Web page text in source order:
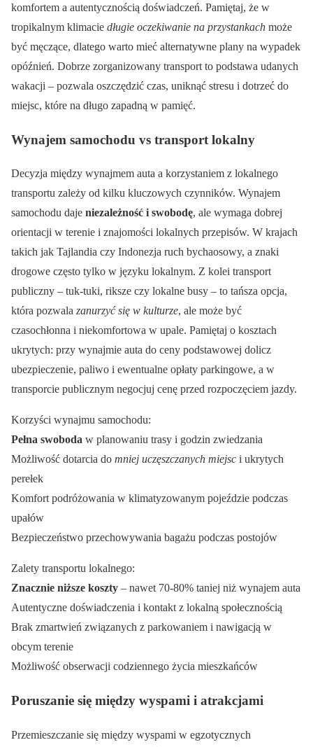
komfortem a autentycznością doświadczeń. Pamiętaj, że w
tropikalnym klimacie długie oczekiwanie na przystankach może
być męczące, dlatego warto mieć alternatywne plany na wypadek
opóźnień. Dobrze zorganizowany transport to podstawa udanych
wakacji – pozwala oszczędzić czas, uniknąć stresu i dotrzeć do
miejsc, które na długo zapadną w pamięć.
Wynajem samochodu vs transport lokalny
Decyzja między wynajmem auta a korzystaniem z lokalnego
transportu zależy od kilku kluczowych czynników. Wynajem
samochodu daje niezależność i swobodę, ale wymaga dobrej
orientacji w terenie i znajomości lokalnych przepisów. W krajach
takich jak Tajlandia czy Indonezja ruch bychaosowy, a znaki
drogowe często tylko w języku lokalnym. Z kolei transport
publiczny – tuk-tuki, riksze czy lokalne busy – to tańsza opcja,
która pozwala zanurzyć się w kulturze, ale może być
czasochłonna i niekomfortowa w upale. Pamiętaj o kosztach
ukrytych: przy wynajmie auta do ceny podstawowej dolicz
ubezpieczenie, paliwo i ewentualne opłaty parkingowe, a w
transporcie publicznym negocjuj cenę przed rozpoczęciem jazdy.
Korzyści wynajmu samochodu:
Pełna swoboda w planowaniu trasy i godzin zwiedzania
Możliwość dotarcia do mniej uczęszczanych miejsc i ukrytych
perełek
Komfort podróżowania w klimatyzowanym pojeździe podczas
upałów
Bezpieczeństwo przechowywania bagażu podczas postojów
Zalety transportu lokalnego:
Znacznie niższe koszty – nawet 70-80% taniej niż wynajem auta
Autentyczne doświadczenia i kontakt z lokalną społecznością
Brak zmartwień związanych z parkowaniem i nawigacją w
obcym terenie
Możliwość obserwacji codziennego życia mieszkańców
Poruszanie się między wyspami i atrakcjami
Przemieszczanie się między wyspami w egzotycznych